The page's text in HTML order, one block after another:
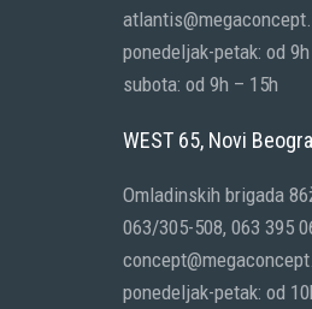
ponedeljak-petak: od
subota: od 9h – 15h
WEST 65, Novi
Omladinskih brigada
063/305-508, 063 395
ponedeljak-petak: od